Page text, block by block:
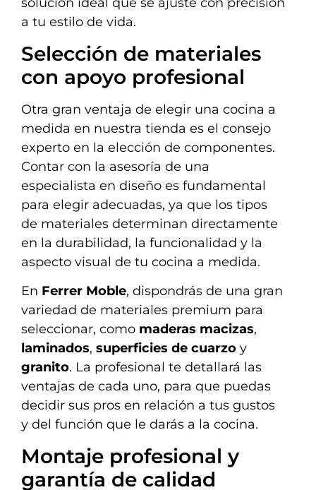
solución ideal que se ajuste con precisión
a tu estilo de vida.
Selección de materiales
con apoyo profesional
Otra gran ventaja de elegir una cocina a
medida en nuestra tienda es el consejo
experto en la elección de componentes.
Contar con la asesoría de una
especialista en diseño es fundamental
para elegir adecuadas, ya que los tipos
de materiales determinan directamente
en la durabilidad, la funcionalidad y la
aspecto visual de tu cocina a medida.
En Ferrer Moble, dispondrás de una gran
variedad de materiales premium para
seleccionar, como maderas macizas,
laminados, superficies de cuarzo y
granito. La profesional te detallará las
ventajas de cada uno, para que puedas
decidir sus pros en relación a tus gustos
y del función que le darás a la cocina.
Montaje profesional y
garantía de calidad